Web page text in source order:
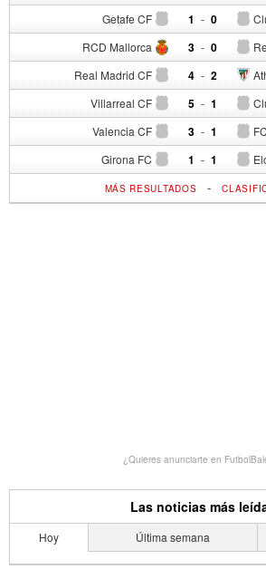
Getafe CF 1 - 0
RCD Mallorca 3 - 0
Real Madrid CF 4 - 2
Villarreal CF 5 - 1
Valencia CF 3 - 1
Girona FC 1 - 1
MÁS RESULTADOS -
¿Quieres anunciarte en
Las noticias más
Hoy Última semana